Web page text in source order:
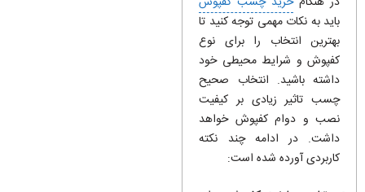
باید به نکات مهمی توجه کنید تا
بهترین انتخاب را برای نوع
کفپوش و شرایط محیطی خود
داشته باشید. انتخاب صحیح
چسب تاثیر زیادی بر کیفیت
نصب و دوام کفپوش خواهد
داشت. در ادامه چند نکته
کاربردی آورده شده است: